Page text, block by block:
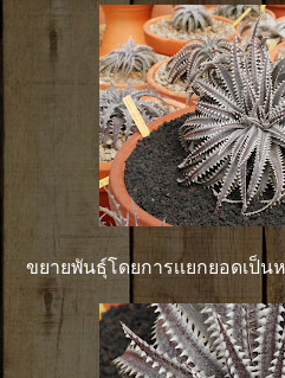
ขยายพันธุ์โดยการเเยกยอดเป็น